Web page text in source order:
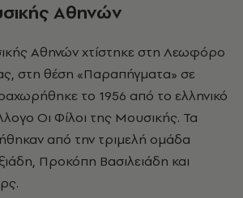
Αθηνών
στη θέση «Παραπήγματα» σε
το 1956 από το ελληνικό
Οι Φίλοι της Μουσικής. Τα
από την τριμελή ομάδα
Προκόπη Βασιλειάδη και